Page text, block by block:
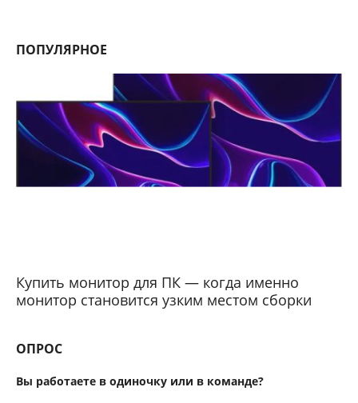
ПОПУЛЯРНОЕ
Купить монитор для ПК — когда именно
монитор становится узким местом сборки
ОПРОС
Вы работаете в одиночку или в команде?